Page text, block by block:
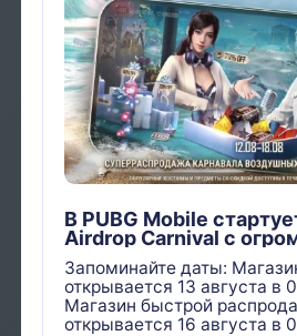
В PUBG Mobile
Airdrop Carnival с
скидками!
Запоминайте даты:
открывается 13 августа в
Магазин быстрой
открывается 16 августа в